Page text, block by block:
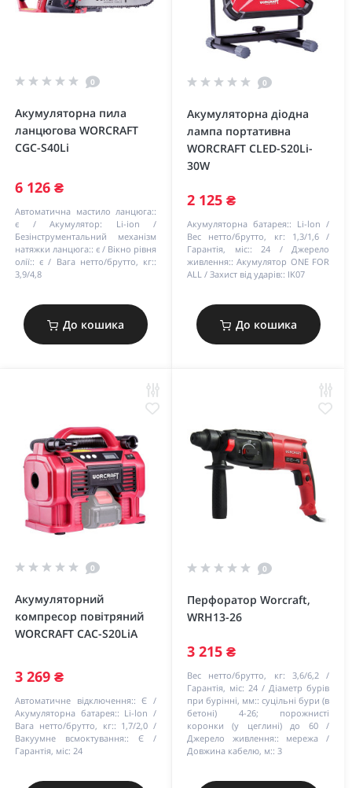
0
Акумуляторна пила
ланцюгова WORCRAFT
CGC-S40Li
6 126 ₴
Автоматична мастило ланцюга::
є
Акумулятор:
Li-ion
Безінструментальний механізм
натяжки ланцюга:: є
Вікно рівня
олії:: є
Вага нетто/брутто, кг::
3,9/4,8
До кошика
0
Акумуляторна діодна
лампа портативна
WORCRAFT CLED-S20Li-
30W
2 125 ₴
Акумуляторна батарея:: Li-lon
Вес нетто/брутто, кг:
1,3/1,6
Гарантія, міс::
24
Джерело
живлення:: Акумулятор ONE FOR
ALL
Захист від ударів:: IK07
До кошика
0
Акумуляторний
компресор повітряний
WORCRAFT CAC-S20LiA
3 269 ₴
Автоматичне відключення:: Є
Акумуляторна батарея:: Li-lon
Вага нетто/брутто, кг:: 1,7/2,0
Вакуумне всмоктування::
Є
Гарантія, міс: 24
0
Перфоратор Worcraft,
WRH13-26
3 215 ₴
Вес нетто/брутто, кг:
3,6/6,2
Гарантія, міс: 24
Діаметр бурів
при бурінні, мм:: суцільні бури (в
бетоні) 4-26; порожнисті
коронки (у цеглині) до 60
Джерело живлення::
мережа
Довжина кабелю, м:: 3